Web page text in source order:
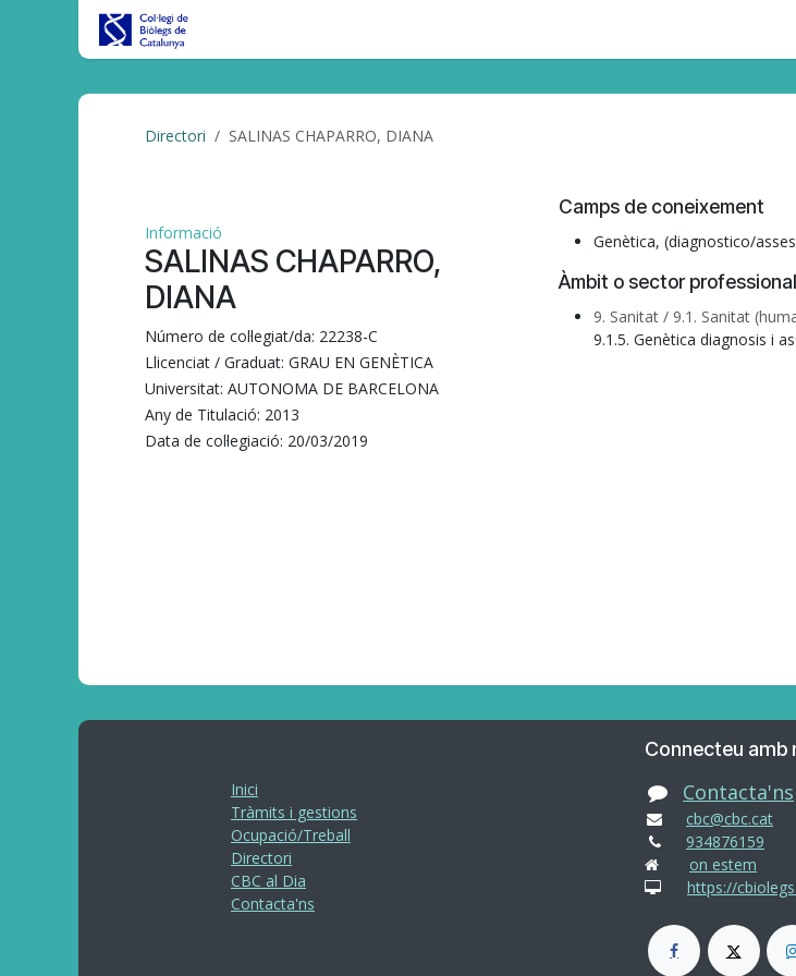
Skip to Content
Directori SALINAS CHAPARRO, DIANA
Informació
SALINAS CHAPARRO,
DIANA
Número de col·legiat/da: 22238-C
Llicenciat / Graduat: GRAU EN GENÈTICA
Universitat: AUTONOMA DE BARCELONA
Any de Titulació: 2013
Data de col·legiació: 20/03/2019
Camps de coneixement
Genètica, (diagnostico/
Àmbit o sector professional
9. Sanitat / 9.1. Sanitat
9.1.5. Genètica diagnosis i
Inici
Tràmits i gestions
Ocupació/Treball
Directori
CBC al Dia
Contacta'ns
Connecteu amb
Contacta'ns
cbc@cbc.cat
934876159
on estem
https://